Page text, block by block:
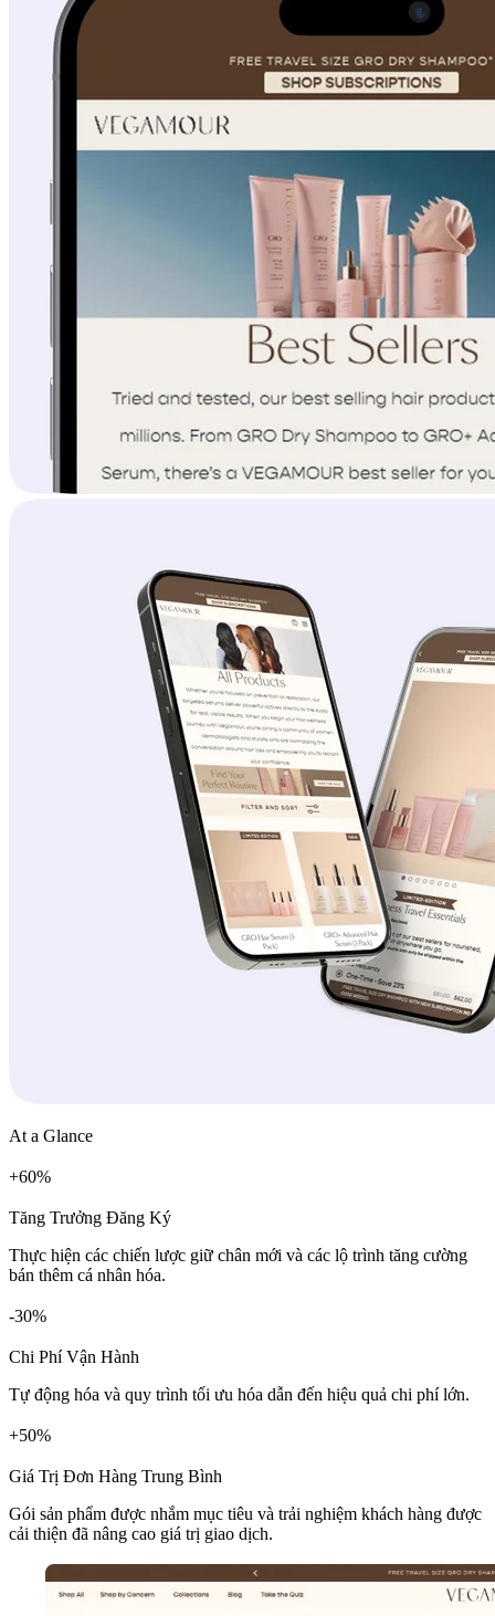
At a Glance
+ %
Tăng Trưởng Đăng Ký
Thực hiện các chiến lược giữ chân mới và các lộ trình tăng cường
bán thêm cá nhân hóa.
%
Chi Phí Vận Hành
Tự động hóa và quy trình tối ưu hóa dẫn đến hiệu quả chi phí lớn.
+ %
Giá Trị Đơn Hàng Trung Bình
Gói sản phẩm được nhắm mục tiêu và trải nghiệm khách hàng được
cải thiện đã nâng cao giá trị giao dịch.